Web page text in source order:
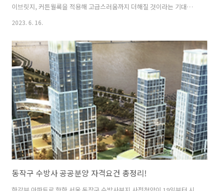
이브릿지, 커튼월룩을 적용해 고급스러움까지 더해질 것이라는 기대가
높습니다. 또한 추첨제로 뽑는 물량이 있기 때문에 청약 저축 총액이 높
억 원 이상의 시세차익을 볼 수 있다는 기대감에 수요자들의 관심을 한
몸에 받고 있습니다. Q. 서울 거주자만 신청가능한가요? A. 동작구 수방
사부지 공공분양은 서울 거주자 100% 우선공급입니다. 다만 특별공급
중 다자녀 공급의 경우 서울과 경기도(수도권)에 50:50 비율로 공급합니
다. 따라서 서울이 아닌 경기도, 인천 등의 수도권 거주자 중 다자녀..
2023. 6. 16.
동작구 수방사 공공분양 자격요건 총정리!